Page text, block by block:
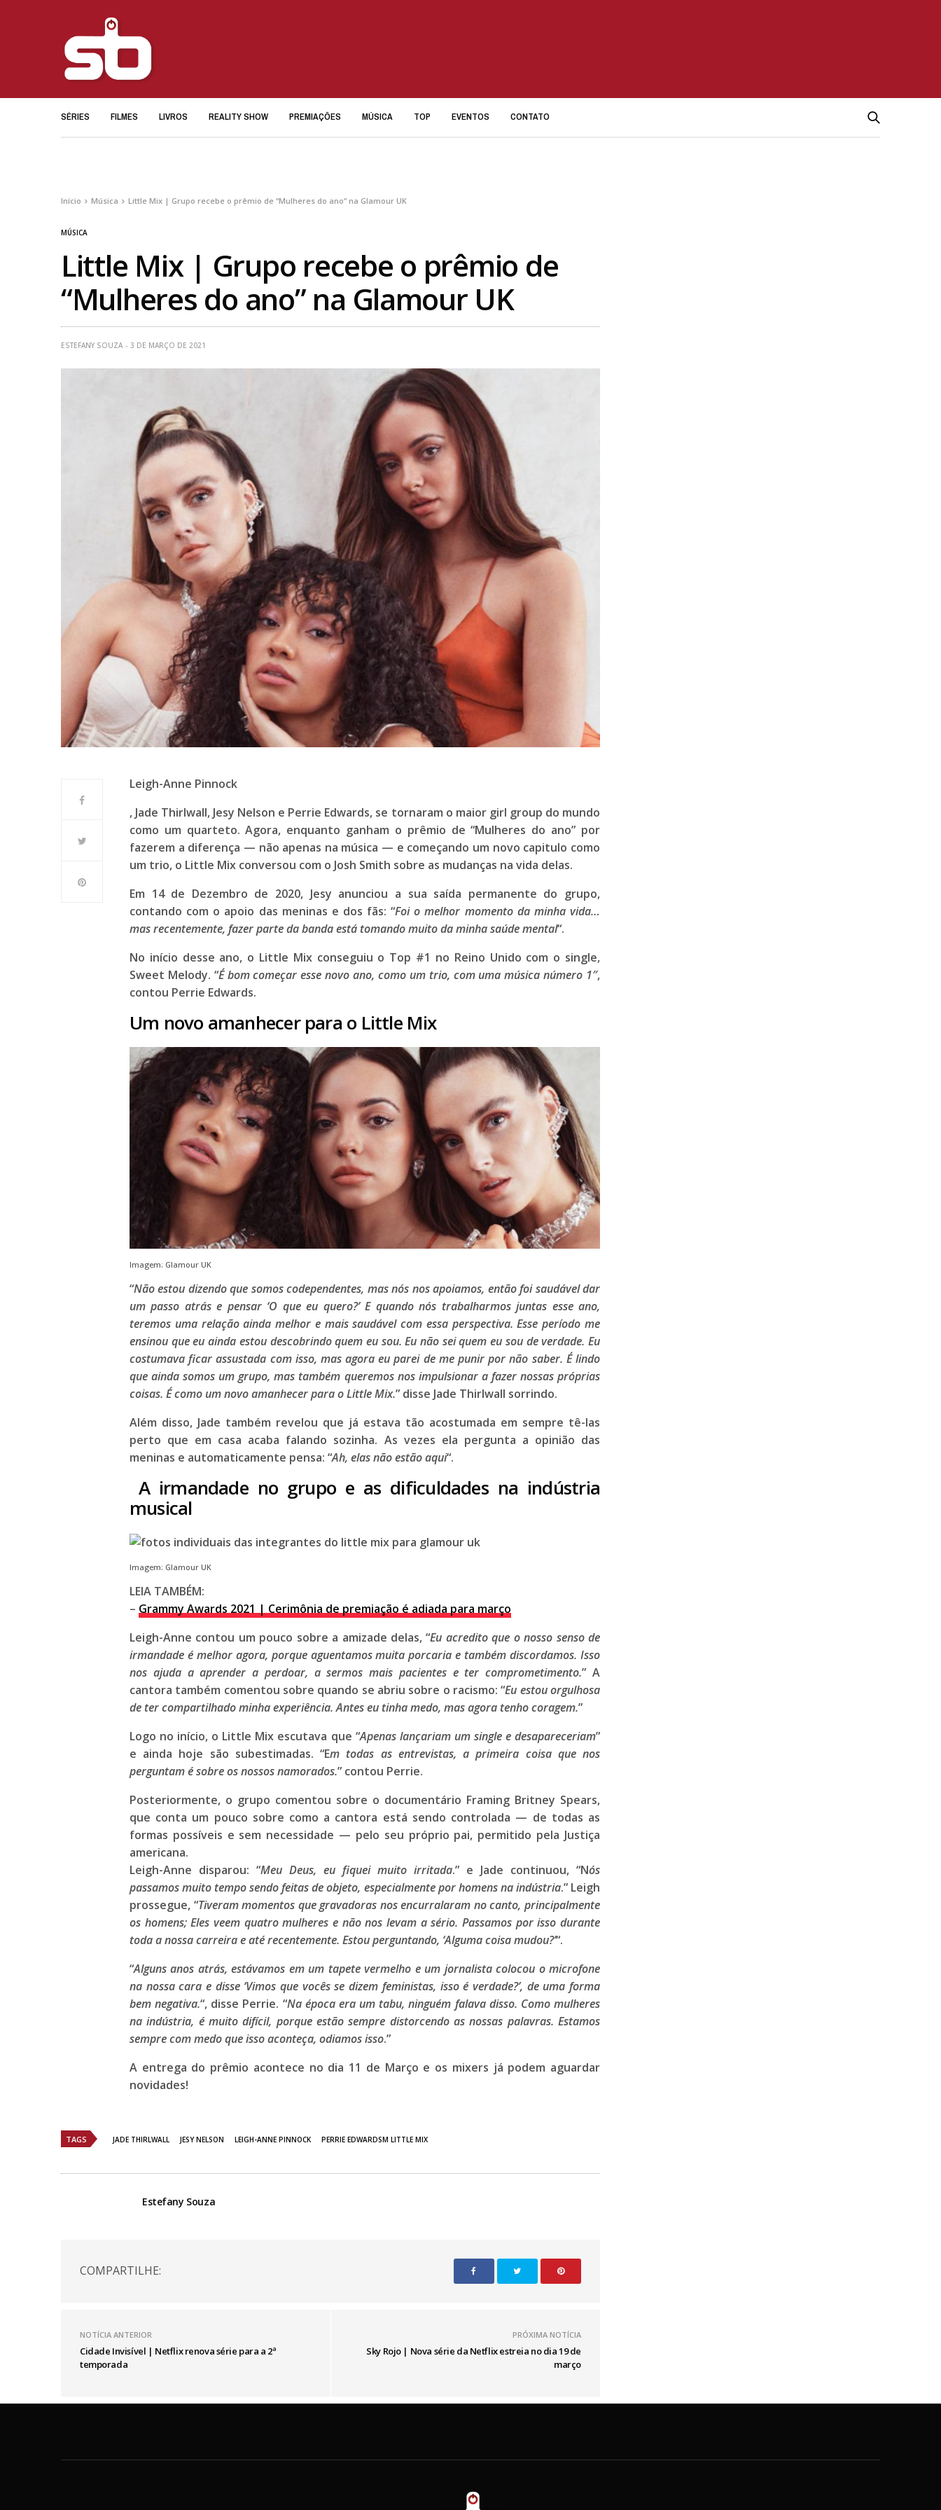
SÉRIES FILMES LIVROS REALITY SHOW PREMIAÇÕES MÚSICA TOP EVENTOS CONTATO
Início Música Little Mix | Grupo recebe o prêmio de “Mulheres do ano” na Glamour UK
MÚSICA
Little Mix | Grupo recebe o prêmio de
“Mulheres do ano” na Glamour UK
ESTEFANY SOUZA 3 DE MARÇO DE 2021
Leigh-Anne Pinnock
,Jade Thirlwall,Jesy Nelson e Perrie Edwards, se tornaram o maior girl group do mundo
como um quarteto. Agora, enquanto ganham o prêmio de “Mulheres do ano” por
fazerem a diferença — não apenas na música — e começando um novo capitulo como
um trio, o Little Mix conversou com oJosh Smith sobre as mudanças na vida delas.
Em 14 de Dezembro de 2020, Jesy anunciou a sua saída permanente do grupo,
contando com o apoio das meninas e dos fãs: “Foi o melhor momento da minha vida…
mas recentemente, fazer parte da banda está tomando muito da minha saúde mental“.
No início desse ano, o Little Mixconseguiu o Top #1 no Reino Unido com o single,
Sweet Melody. “É bom começar esse novo ano, como um trio, com uma música número 1″,
contou Perrie Edwards.
Um novo amanhecer para o Little Mix
Imagem: Glamour UK
“Não estou dizendo que somos codependentes, mas nós nos apoiamos, então foi saudável dar
um passo atrás e pensar ‘O que eu quero?’ E quando nós trabalharmos juntas esse ano,
teremos uma relação ainda melhor e mais saudável com essa perspectiva. Esse período me
ensinou que eu ainda estou descobrindo quem eu sou. Eu não sei quem eu sou de verdade. Eu
costumava ficar assustada com isso, mas agora eu parei de me punir por não saber. É lindo
que ainda somos um grupo, mas também queremos nos impulsionar a fazer nossas próprias
coisas. É como um novo amanhecer para o Little Mix.” disse Jade Thirlwall sorrindo.
Além disso, Jade também revelou que já estava tão acostumada em sempre tê-las
perto que em casa acaba falando sozinha. As vezes ela pergunta a opinião das
meninas e automaticamente pensa: “Ah, elas não estão aqui“.
A irmandade no grupo e as dificuldades na indústria
musical
Imagem: Glamour UK
LEIA TAMBÉM:
– Grammy Awards 2021 | Cerimônia de premiação é adiada para março
Leigh-Anne contou um pouco sobre a amizade delas, “Eu acredito que o nosso senso de
irmandade é melhor agora, porque aguentamos muita porcaria e também discordamos. Isso
nos ajuda a aprender a perdoar, a sermos mais pacientes e ter comprometimento.” A
cantora também comentou sobre quando se abriu sobre o racismo: “Eu estou orgulhosa
de ter compartilhado minha experiência. Antes eu tinha medo, mas agora tenho coragem.”
Logo no início, o Little Mix escutava que “Apenas lançariam um single e desapareceriam”
e ainda hoje são subestimadas. “Em todas as entrevistas, a primeira coisa que nos
perguntam é sobre os nossos namorados.” contou Perrie.
Posteriormente, o grupo comentou sobre o documentário Framing Britney Spears,
que conta um pouco sobre como a cantora está sendo controlada — de todas as
formas possíveis e sem necessidade — pelo seu próprio pai, permitido pela Justiça
americana.
Leigh-Anne disparou: “Meu Deus, eu fiquei muito irritada.” e Jade continuou, “Nós
passamos muito tempo sendo feitas de objeto, especialmente por homens na indústria.”Leigh
prossegue, “Tiveram momentos que gravadoras nos encurralaram no canto, principalmente
os homens; Eles veem quatro mulheres e não nos levam a sério. Passamos por isso durante
toda a nossa carreira e até recentemente. Estou perguntando, ‘Alguma coisa mudou?’“.
“Alguns anos atrás, estávamos em um tapete vermelho e um jornalista colocou o microfone
na nossa cara e disse ‘Vimos que vocês se dizem feministas, isso é verdade?’, de uma forma
bem negativa.“, disse Perrie. “Na época era um tabu, ninguém falava disso. Como mulheres
na indústria, é muito difícil, porque estão sempre distorcendo as nossas palavras. Estamos
sempre com medo que isso aconteça, odiamos isso.”
A entrega do prêmio acontece no dia 11 de Março e os mixers já podem aguardar
novidades!
TAGS JADE THIRLWALL JESY NELSON LEIGH-ANNE PINNOCK PERRIE EDWARDSM LITTLE MIX
Estefany Souza
COMPARTILHE:
NOTÍCIA ANTERIOR
Cidade Invisível | Netflix renova série para a 2ª
temporada
PRÓXIMA NOTÍCIA
Sky Rojo | Nova série da Netflix estreia no dia 19 de
março